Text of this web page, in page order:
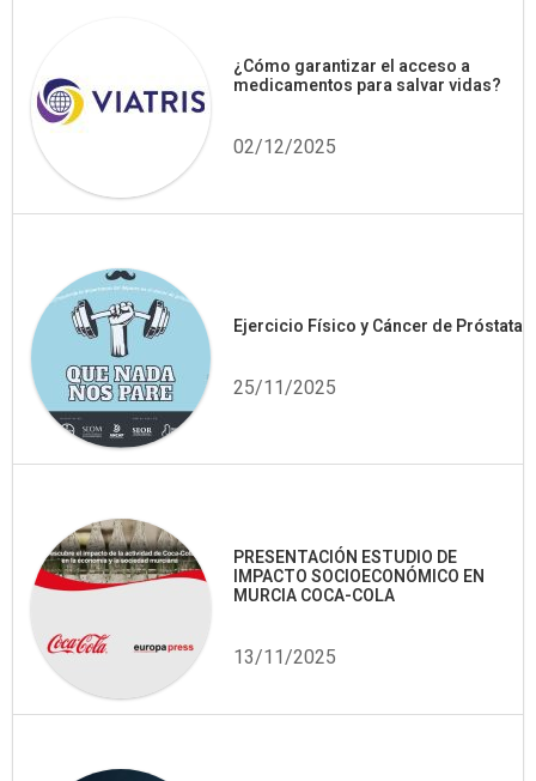
¿Cómo garantizar el acceso a
medicamentos para salvar vidas?
02/12/2025
Ejercicio Físico y Cáncer de Próstata
25/11/2025
PRESENTACIÓN ESTUDIO DE
IMPACTO SOCIOECONÓMICO EN
MURCIA COCA-COLA
13/11/2025